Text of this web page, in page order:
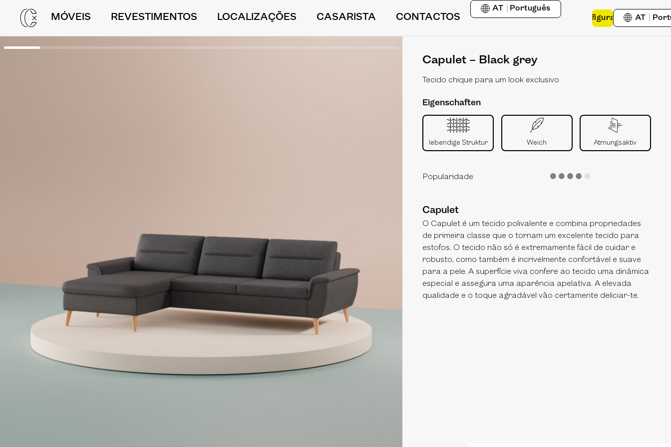
MÓVEIS REVESTIMENTOS LOCALIZAÇÕES CASARISTA CONTACTOS
AT
Português
Configurador
AT
Capulet – Black grey
Tecido chique para um look exclusivo
Eigenschaften
lebendige Struktur Weich Atmungsaktiv
Popularidade
Capulet
O Capulet é um tecido polivalente e combina propriedades
de primeira classe que o tornam um excelente tecido para
estofos. O tecido não só é extremamente fácil de cuidar e
robusto, como também é incrivelmente confortável e suave
para a pele. A superfície viva confere ao tecido uma dinâmica
especial e assegura uma aparência apelativa. A elevada
qualidade e o toque agradável vão certamente deliciar-te.